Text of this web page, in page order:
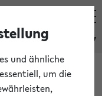
eKVV
und ähnliche
um die